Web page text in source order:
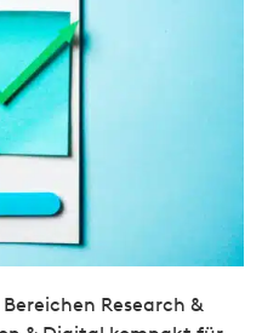
Research &